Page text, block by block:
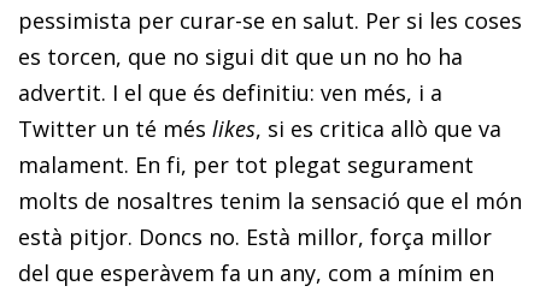
pessimista per curar-se en salut. Per si les coses
es torcen, que no sigui dit que un no ho ha
advertit. I el que és definitiu: ven més, i a
Twitter un té més likes, si es critica allò que va
malament. En fi, per tot plegat segurament
molts de nosaltres tenim la sensació que el món
està pitjor. Doncs no. Està millor, força millor
del que esperàvem fa un any, com a mínim en